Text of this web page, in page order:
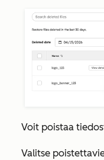
Voit poistaa
Valitse